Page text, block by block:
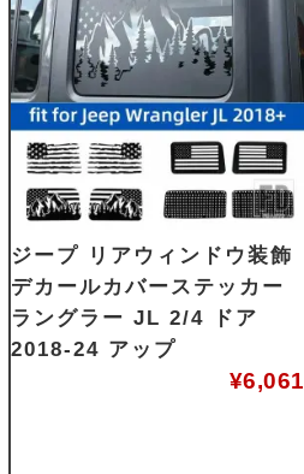
ジープ リアウィンドウ装飾
デカールカバーステッカー
ラングラー JL 2/4 ドア
2018-24 アップ
¥6,061